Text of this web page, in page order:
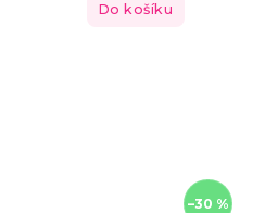
Do košíku
–30 %